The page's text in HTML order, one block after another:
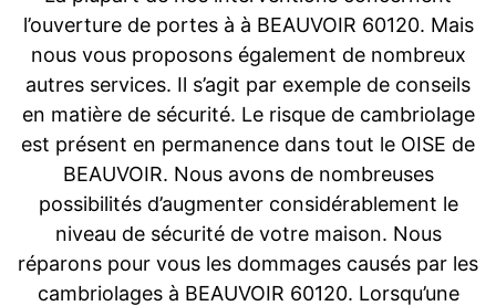
l’ouverture de portes à à BEAUVOIR 60120. Mais
nous vous proposons également de nombreux
autres services. Il s’agit par exemple de conseils
en matière de sécurité. Le risque de cambriolage
est présent en permanence dans tout le OISE de
BEAUVOIR. Nous avons de nombreuses
possibilités d’augmenter considérablement le
niveau de sécurité de votre maison. Nous
réparons pour vous les dommages causés par les
cambriolages à BEAUVOIR 60120. Lorsqu’une